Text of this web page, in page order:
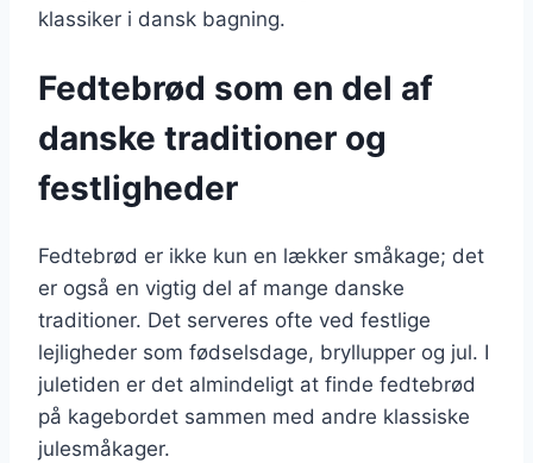
klassiker i dansk bagning.
Fedtebrød som en del af
danske traditioner og
festligheder
Fedtebrød er ikke kun en lækker småkage; det
er også en vigtig del af mange danske
traditioner. Det serveres ofte ved festlige
lejligheder som fødselsdage, bryllupper og jul. I
juletiden er det almindeligt at finde fedtebrød
på kagebordet sammen med andre klassiske
julesmåkager.